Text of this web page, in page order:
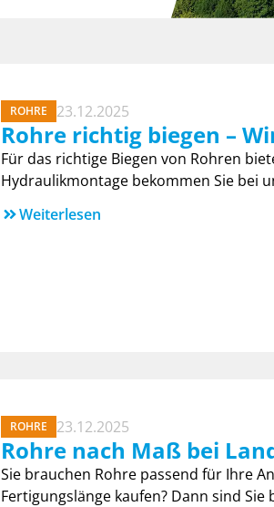
ROHRE 23.12.2025
Rohre richtig biegen –
Für das richtige Biegen von Rohren
Hydraulikmontage bekommen Sie bei
Weiterlesen
ROHRE 23.12.2025
Rohre nach Maß bei
Sie brauchen Rohre passend für Ihre
Fertigungslänge kaufen? Dann sind